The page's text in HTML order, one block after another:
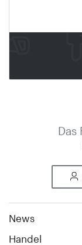
Das
News
Handel